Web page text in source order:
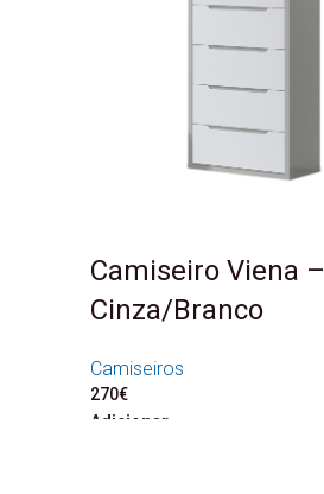
Camiseiro Viena –
Cinza/Branco
Camiseiros
270€
Adicionar